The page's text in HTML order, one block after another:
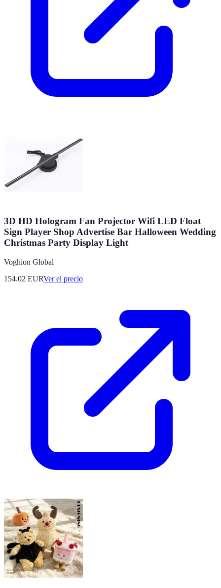
3D HD Hologram Fan Projector Wifi LED Float
Sign Player Shop Advertise Bar Halloween Wedding
Christmas Party Display Light
Voghion Global
154.02 EURVer el precio